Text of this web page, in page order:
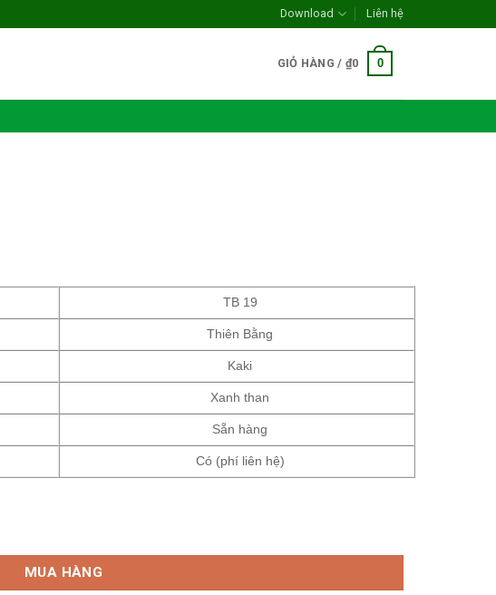
Download Liên hệ
GIỎ HÀNG / ₫0 0
TB 19
Thiên Bằng
Kaki
Xanh than
Sẵn hàng
Có (phí liên hệ)
MUA HÀNG